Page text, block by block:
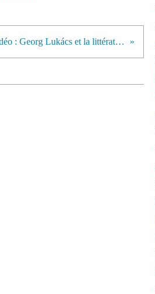
Vidéo : Georg Lukács et la littérature - Guillaume Fondu et Jean Quétier